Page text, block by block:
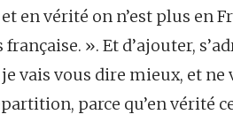
en vérité on n’est plus en
». Et d’ajouter,
vais vous dire mieux, et ne
parce qu’en vérité